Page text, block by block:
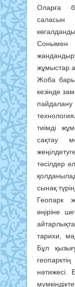
Оларға
Сонымен
жұмыстар
Жоба
кезінде
тиімді
сақтау
тәсілдер
сынақ
Геопарк
өңіріне
тарихи,
Бұл
нәтижесі.